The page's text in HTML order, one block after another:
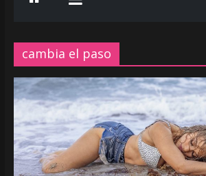
ASCULTA
HITURILE
LA
Radio
Belea
Romania
|
www.radiobelea.ro
cambia el paso